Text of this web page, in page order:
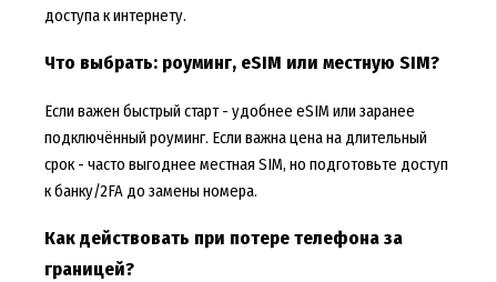
доступа к интернету.
Что выбрать: роуминг, eSIM или местную SIM?
Если важен быстрый старт - удобнее eSIM или заранее
подключённый роуминг. Если важна цена на длительный
срок - часто выгоднее местная SIM, но подготовьте доступ
к банку/2FA до замены номера.
Как действовать при потере телефона за
границей?